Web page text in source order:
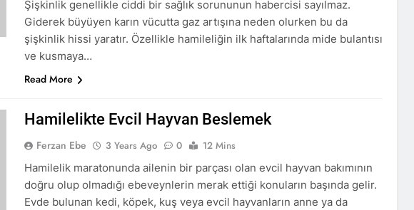
Şişkinlik genellikle ciddi bir sağlık sorununun habercisi sayılmaz.
Giderek büyüyen karın vücutta gaz artışına neden olurken bu da
şişkinlik hissi yaratır. Özellikle hamileliğin ilk haftalarında mide bulantısı
ve kusmaya…
Read More
Hamilelikte Evcil Hayvan Beslemek
Ferzan Ebe 3 Years Ago 0
12 Mins
Hamilelik maratonunda ailenin bir parçası olan evcil hayvan bakımının
doğru olup olmadığı ebeveynlerin merak ettiği konuların başında gelir.
Evde bulunan kedi, köpek, kuş veya evcil hayvanların anne ya da